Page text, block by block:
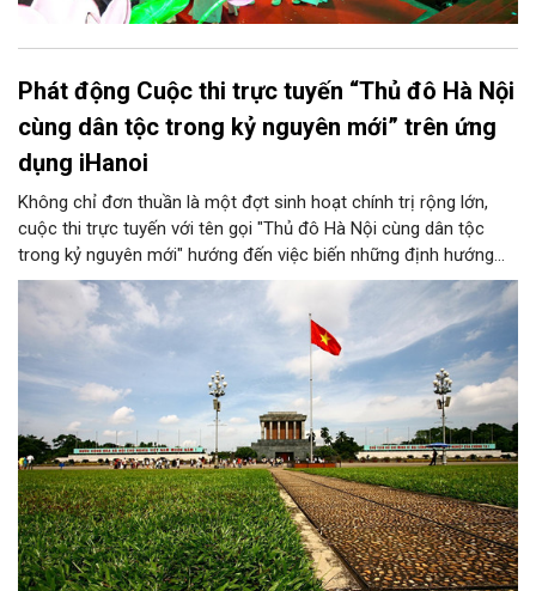
Phát động Cuộc thi trực tuyến “Thủ đô Hà Nội
cùng dân tộc trong kỷ nguyên mới” trên ứng
dụng iHanoi
Không chỉ đơn thuần là một đợt sinh hoạt chính trị rộng lớn,
cuộc thi trực tuyến với tên gọi "Thủ đô Hà Nội cùng dân tộc
trong kỷ nguyên mới" hướng đến việc biến những định hướng
chiến lược trong Nghị quyết số 02-NQ/TW của Bộ Chính trị
thành niềm tin, thành nhận thức chung của mỗi người dân.